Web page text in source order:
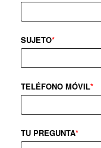
SUJETO*
TELÉFONO MÓVIL*
TU PREGUNTA*